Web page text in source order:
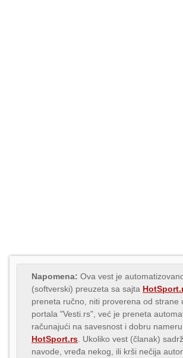
Napomena: Ova vest je
(softverski) preuzeta sa sajta
preneta ručno, niti proverena od strane
portala "Vesti.rs", već je preneta
računajući na savesnost i dobru
HotSport.rs . Ukoliko vest (članak)
navode, vređa nekog, ili krši nečija